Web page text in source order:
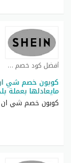
أفضل كود خصم شي ان كوبون
مايعادلها بعملة
كوبون خصم شي ان